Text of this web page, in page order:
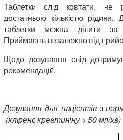
Таблетки слід
ковтати, не
достатньою кількістю рідини.
таблетки можна ділити за
Приймають незалежно від
Щодо дозування слід
рекомендацій.
Дозування для пацієнтів з
(кліренс креатиніну > 50 мл/хв)